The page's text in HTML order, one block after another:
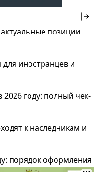
позиции
иностранцев и
году: полный чек-
к наследникам и
порядок оформления